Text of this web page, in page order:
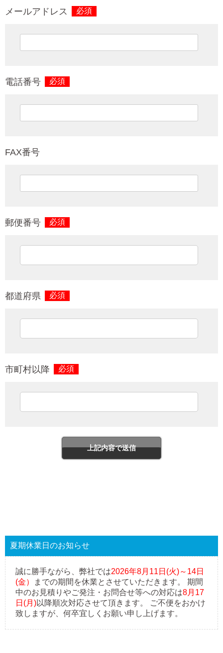
メールアドレス 必須
電話番号 必須
FAX番号
郵便番号 必須
都道府県 必須
市町村以降 必須
夏期休業日のお知らせ
誠に勝手ながら、弊社では2026年8月11日(火)～14日
(金）
までの期間を休業とさせていただきます。 期間
中のお見積りやご発注・お問合せ等への対応は8月17
日(月)以降順次対応させて頂きます。 ご不便をおかけ
致しますが、何卒宜しくお願い申し上げます。